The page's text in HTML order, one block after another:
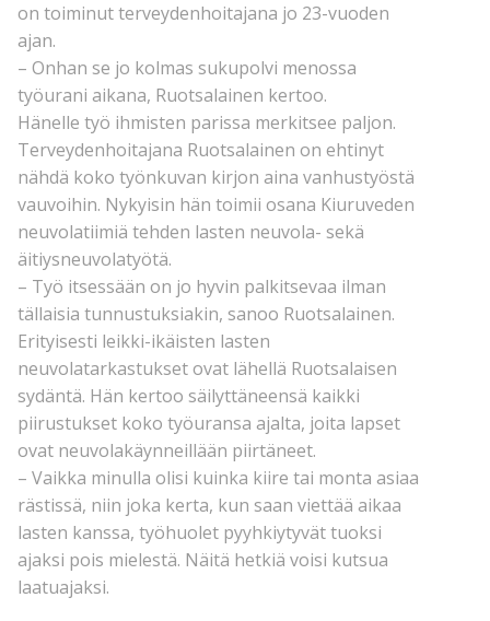
on toiminut terveydenhoitajana jo 23-vuoden
ajan.
– Onhan se jo kolmas sukupolvi menossa
työurani aikana, Ruotsalainen kertoo.
Hänelle työ ihmisten parissa merkitsee paljon.
Terveydenhoitajana Ruotsalainen on ehtinyt
nähdä koko työnkuvan kirjon aina vanhustyöstä
vauvoihin. Nykyisin hän toimii osana Kiuruveden
neuvolatiimiä tehden lasten neuvola- sekä
äitiysneuvolatyötä.
– Työ itsessään on jo hyvin palkitsevaa ilman
tällaisia tunnustuksiakin, sanoo Ruotsalainen.
Erityisesti leikki-ikäisten lasten
neuvolatarkastukset ovat lähellä Ruotsalaisen
sydäntä. Hän kertoo säilyttäneensä kaikki
piirustukset koko työuransa ajalta, joita lapset
ovat neuvolakäynneillään piirtäneet.
– Vaikka minulla olisi kuinka kiire tai monta asiaa
rästissä, niin joka kerta, kun saan viettää aikaa
lasten kanssa, työhuolet pyyhkiytyvät tuoksi
ajaksi pois mielestä. Näitä hetkiä voisi kutsua
laatuajaksi.